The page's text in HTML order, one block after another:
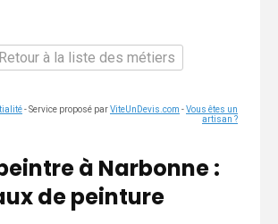
Retour à la liste des métiers
- Service proposé parViteUnDevis.com -Vous êtes un
artisan ?
à Narbonne :
de peinture